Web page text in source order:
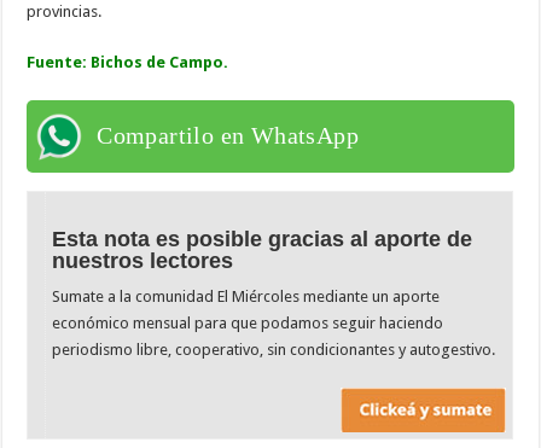
provincias.
Fuente: Bichos de Campo.
Compartilo en WhatsApp
Esta nota es posible gracias al aporte de
nuestros lectores
Sumate a la comunidad El Miércoles mediante un aporte
económico mensual para que podamos seguir haciendo
periodismo libre, cooperativo, sin condicionantes y autogestivo.